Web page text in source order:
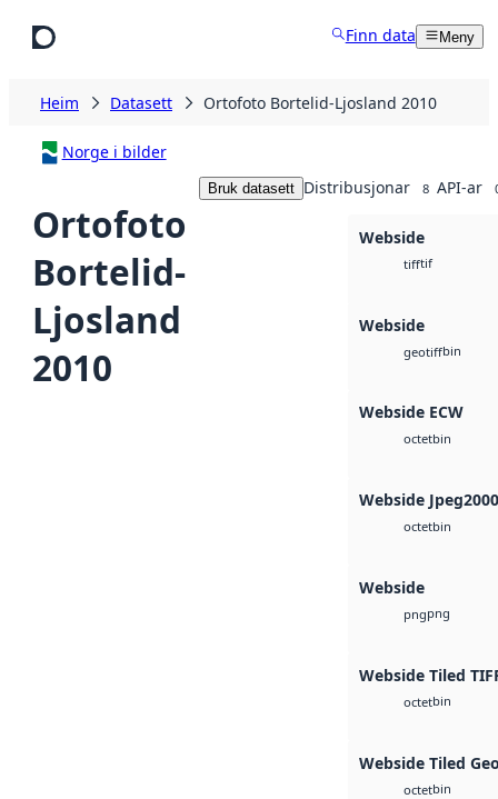
Finn data Meny
Heim Datasett Ortofoto Bortelid-Ljosland 2010
Norge i bilder
Ortofoto
Bortelid-
Ljosland
2010
Bruk datasett Distribusjonar 8 API-ar
Webside
tifftif
Webside
geotiffbin
Webside ECW
octetbin
Webside Jpeg2000
octetbin
Webside
pngpng
Webside Tiled
octetbin
Webside Tiled
octetbin